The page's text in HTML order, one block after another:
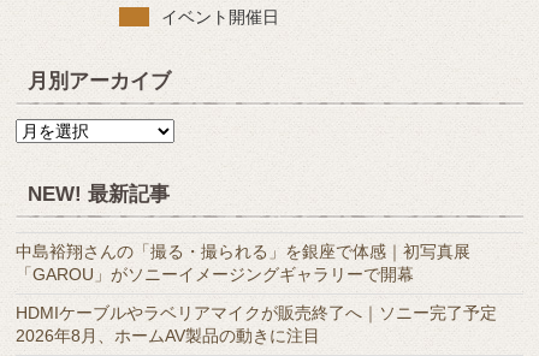
イベント開催日
月別アーカイブ
月
ー
カ
イ
ブ
NEW! 最新記事
中島裕翔さんの「撮る・撮られる」を銀座で体感｜初写真展
「GAROU」がソニーイメージングギャラリーで開幕
HDMIケーブルやラベリアマイクが販売終了へ｜ソニー完了予定
2026年8月、ホームAV製品の動きに注目